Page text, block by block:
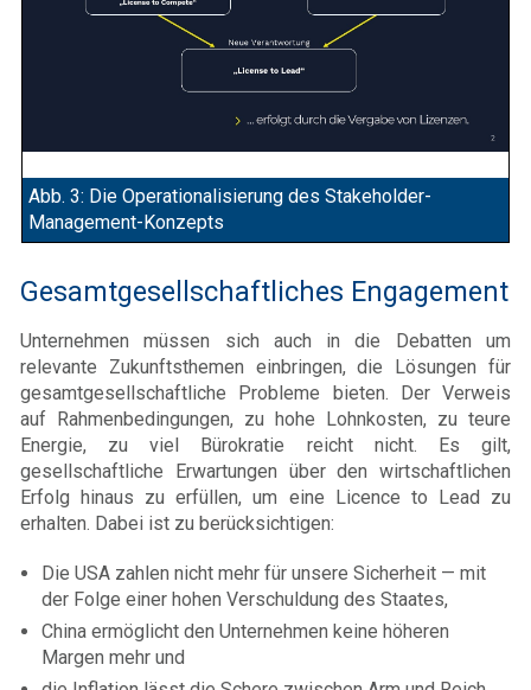
Abb. 3: Die Operationalisierung des Stakeholder-
Management-Konzepts
Gesamtgesellschaftliches Engagement
Unternehmen müssen sich auch in die Debatten um
relevante Zukunftsthemen einbringen, die Lösungen für
gesamtgesellschaftliche Probleme bieten. Der Verweis
auf Rahmenbedingungen, zu hohe Lohnkosten, zu teure
Energie, zu viel Bürokratie reicht nicht. Es gilt,
gesellschaftliche Erwartungen über den wirtschaftlichen
Erfolg hinaus zu erfüllen, um eine Licence to Lead zu
erhalten. Dabei ist zu berücksichtigen:
Die USA zahlen nicht mehr für unsere Sicherheit — mit
der Folge einer hohen Verschuldung des Staates,
China ermöglicht den Unternehmen keine höheren
Margen mehr und